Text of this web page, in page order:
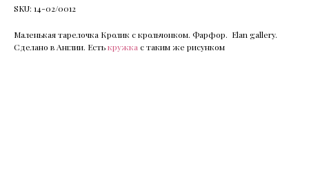
SKU: 14-02/0012
Маленькая тарелочка Кролик с крольчонком. Фарфор. Elan gallery.
Сделано в Англии. Естькружка с таким же рисунком